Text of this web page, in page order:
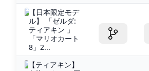
【日本限定モデ
ル】 「ゼルダ:
ティアキン 」
「マリオカート
8」2...
【ティアキン】